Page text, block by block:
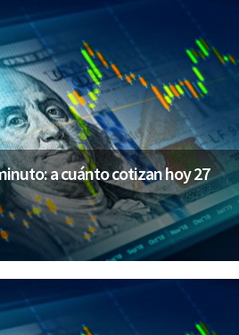
a cuánto cotizan hoy 27